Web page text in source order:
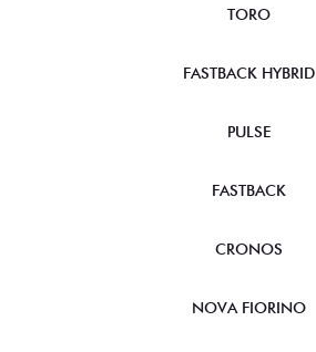
TORO
FASTBACK HYBRID
PULSE
FASTBACK
CRONOS
NOVA FIORINO